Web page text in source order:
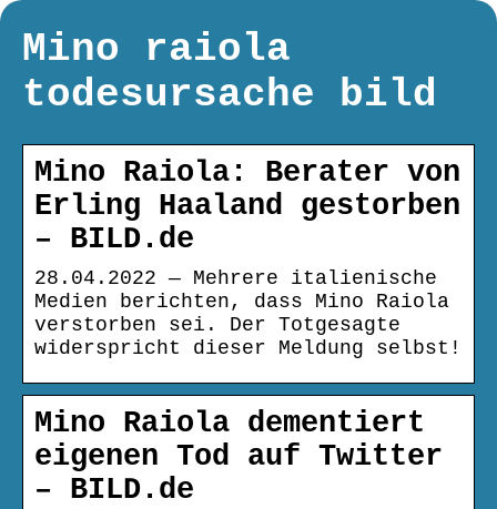
Mino raiola
todesursache bild
Mino Raiola: Berater von
Erling Haaland gestorben
– BILD.de
28.04.2022 — Mehrere italienische
Medien berichten, dass Mino Raiola
verstorben sei. Der Totgesagte
widerspricht dieser Meldung selbst!
Mino Raiola dementiert
eigenen Tod auf Twitter
– BILD.de